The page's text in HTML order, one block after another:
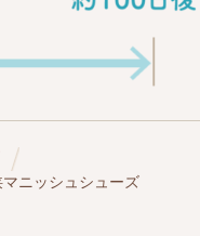
ニッシュシューズ